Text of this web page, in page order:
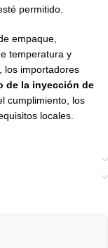
permitido.
empaque,
temperatura y
los importadores
de la inyección de
cumplimiento, los
locales.